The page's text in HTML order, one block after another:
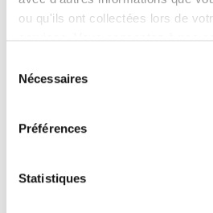
ou qu'ils ont collectées lors de
Nécessaires
Préférences
Statistiques